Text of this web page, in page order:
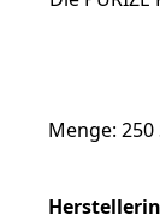
Menge: 250